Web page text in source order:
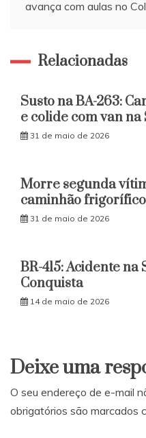
avança com aulas no
Relacionadas
Susto na BA-263:
e colide com van
31 de maio de 2026
Morre segunda
caminhão
31 de maio de 2026
BR-415: Acidente
Conquista
14 de maio de 2026
Deixe uma
O seu endereço de e-mail
obrigatórios são marcados